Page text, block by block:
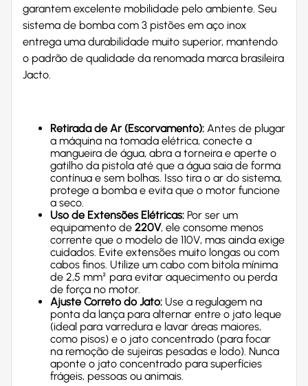
garantem excelente mobilidade pelo ambiente. Seu
sistema de bomba com 3 pistões em aço inox
entrega uma durabilidade muito superior, mantendo
o padrão de qualidade da renomada marca brasileira
Jacto.
Retirada de Ar (Escorvamento): Antes de plugar
a máquina na tomada elétrica, conecte a
mangueira de água, abra a torneira e aperte o
gatilho da pistola até que a água saia de forma
contínua e sem bolhas. Isso tira o ar do sistema,
protege a bomba e evita que o motor funcione
a seco.
Uso de Extensões Elétricas: Por ser um
equipamento de 220V, ele consome menos
corrente que o modelo de 110V, mas ainda exige
cuidados. Evite extensões muito longas ou com
cabos finos. Utilize um cabo com bitola mínima
de 2,5 mm² para evitar aquecimento ou perda
de força no motor.
Ajuste Correto do Jato: Use a regulagem na
ponta da lança para alternar entre o jato leque
(ideal para varredura e lavar áreas maiores,
como pisos) e o jato concentrado (para focar
na remoção de sujeiras pesadas e lodo). Nunca
aponte o jato concentrado para superfícies
frágeis, pessoas ou animais.